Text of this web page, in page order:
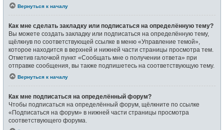
Вернуться к началу
Как мне сделать закладку или подписаться на определённую тему?
Вы можете создать закладку или подписаться на определённую тему,
щёлкнув по соответствующей ссылке в меню «Управление темой»,
которое находится в верхней и нижней части страницы просмотра тем.
Отметив галочкой пункт «Сообщать мне о получении ответа» при
отправке сообщения, вы также подпишетесь на соответствующую тему.
Вернуться к началу
Как мне подписаться на определённый форум?
Чтобы подписаться на определённый форум, щёлкните по ссылке
«Подписаться на форум» в нижней части страницы просмотра
соответствующего форума.